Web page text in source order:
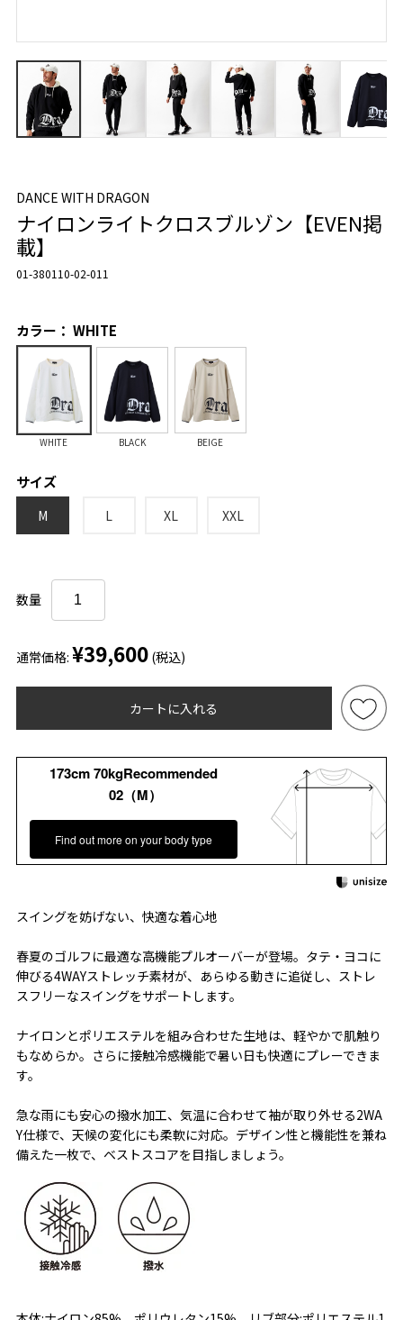
DANCE WITH DRAGON
ナイロンライトクロスブルゾン【EVEN掲
載】
01-380110-02-011
カラー： WHITE
WHITE BLACK BEIGE
サイズ
M L XL XXL
数量
通常価格: ¥39,600 (税込)
カートに入れる
173cm 70kgRecommended
02（M）
Find out more on your body type
スイングを妨げない、快適な着心地
春夏のゴルフに最適な高機能プルオーバーが登場。タテ・ヨコに
伸びる4WAYストレッチ素材が、あらゆる動きに追従し、ストレ
スフリーなスイングをサポートします。
ナイロンとポリエステルを組み合わせた生地は、軽やかで肌触り
もなめらか。さらに接触冷感機能で暑い日も快適にプレーできま
す。
急な雨にも安心の撥水加工、気温に合わせて袖が取り外せる2WA
Y仕様で、天候の変化にも柔軟に対応。デザイン性と機能性を兼ね
備えた一枚で、ベストスコアを目指しましょう。